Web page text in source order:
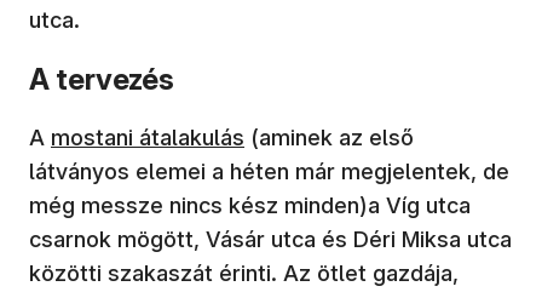
utca.
A tervezés
A mostani átalakulás (aminek az első
látványos elemei a héten már megjelentek, de
még messze nincs kész minden)a Víg utca
csarnok mögött, Vásár utca és Déri Miksa utca
közötti szakaszát érinti. Az ötlet gazdája,